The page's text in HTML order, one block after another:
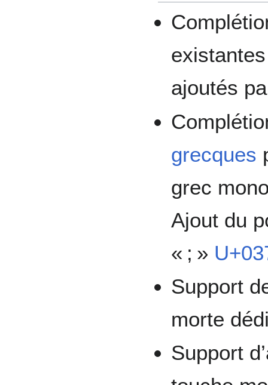
ajoutés
grecques
grec
Ajout du
« ; »
Support
morte
Support